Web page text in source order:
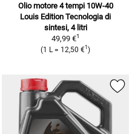
Olio motore 4 tempi 10W-40
Louis Edition Tecnologia di
sintesi, 4 litri
49,99 €1
(1 L = 12,50 €1 )